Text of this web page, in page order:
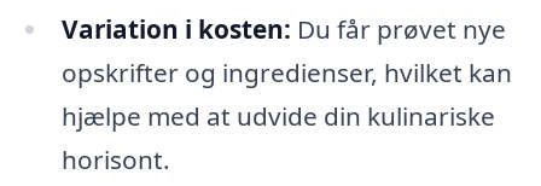
Variation i kosten: Du får prøvet nye
opskrifter og ingredienser, hvilket kan
hjælpe med at udvide din kulinariske
horisont.